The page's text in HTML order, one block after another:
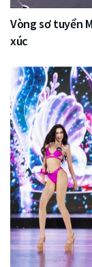
Vòng sơ tuyển
xúc